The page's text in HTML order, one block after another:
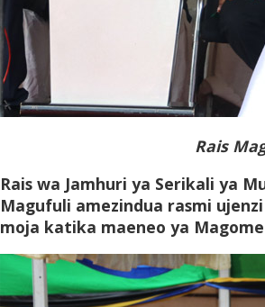
Rais
Rais wa Jamhuri ya Serikali ya
Magufuli amezindua rasmi
moja katika maeneo ya